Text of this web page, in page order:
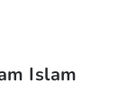
Islam